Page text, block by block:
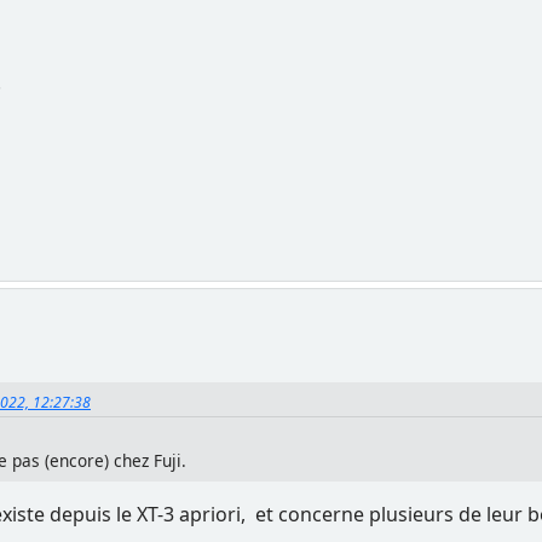
12:27:38
(encore) chez Fuji.
depuis le XT-3 apriori, et concerne plusieurs de leur